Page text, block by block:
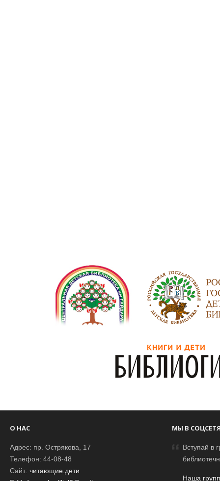
О НАС
Адрес: пр. Острякова, 17
Телефон: 44-08-48
Сайт: читающие.дети
МЫ В
Вступай в
Наша